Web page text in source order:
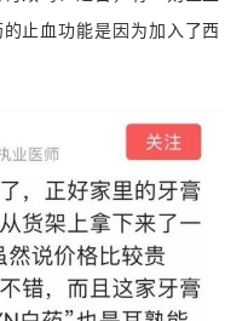
止血功能是因为加入了西